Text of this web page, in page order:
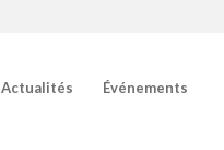
Actualités Événements